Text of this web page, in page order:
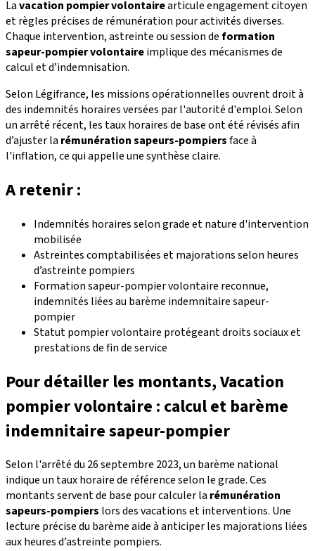
Lavacation pompier volontairearticule engagement citoyen
et règles précises de rémunération pour activités diverses.
Chaque intervention, astreinte ou session deformation
sapeur-pompier volontaireimplique des mécanismes de
calcul et d’indemnisation.
Selon Légifrance, les missions opérationnelles ouvrent droit à
des indemnités horaires versées par l'autorité d'emploi. Selon
un arrêté récent, les taux horaires de base ont été révisés afin
d’ajuster la rémunération sapeurs-pompiersface à
l'inflation, ce qui appelle une synthèse claire.
A retenir :
Indemnités horaires selon grade et nature d'intervention
mobilisée
Astreintes comptabilisées et majorations selon heures
d’astreinte pompiers
Formation sapeur-pompier volontaire reconnue,
indemnités liées au barème indemnitaire sapeur-
pompier
Statut pompier volontaire protégeant droits sociaux et
prestations de fin de service
Pour détailler les montants, Vacation
pompier volontaire : calcul et barème
indemnitaire sapeur-pompier
Selon l'arrêté du 26 septembre 2023, un barème national
indique un taux horaire de référence selon le grade. Ces
montants servent de base pour calculer la rémunération
sapeurs-pompiers lors des vacations et interventions. Une
lecture précise du barème aide à anticiper les majorations liées
aux heures d’astreinte pompiers.